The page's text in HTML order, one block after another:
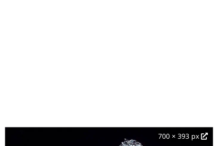
700 × 393 px